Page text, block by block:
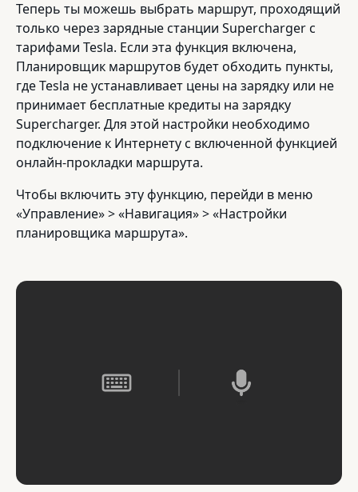
Теперь ты можешь выбрать маршрут, проходящий
только через зарядные станции Supercharger с
тарифами Tesla. Если эта функция включена,
Планировщик маршрутов будет обходить пункты,
где Tesla не устанавливает цены на зарядку или не
принимает бесплатные кредиты на зарядку
Supercharger. Для этой настройки необходимо
подключение к Интернету с включенной функцией
онлайн-прокладки маршрута.
Чтобы включить эту функцию, перейди в меню
«Управление» > «Навигация» > «Настройки
планировщика маршрута».